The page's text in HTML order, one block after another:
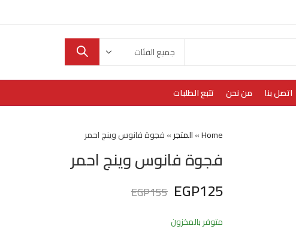
اتصل بنا من نحن تتبع الطلبات
Home
»المتجر»فجوة فانوس وينج احمر
فجوة فانوس وينج احمر
EGP125
EGP155
متوفر بالمخزون